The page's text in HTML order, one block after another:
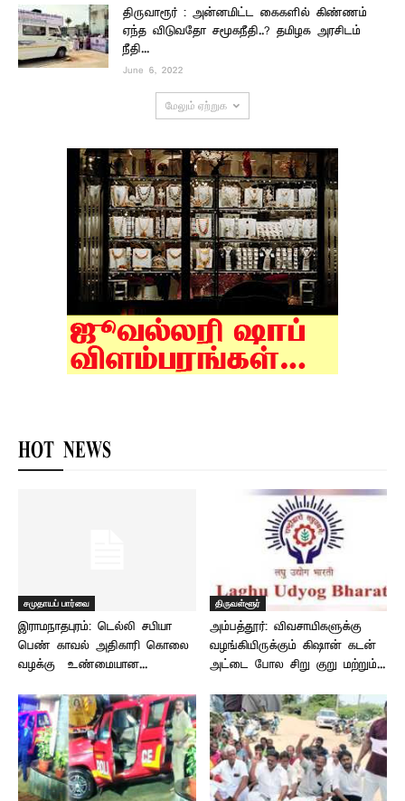
திருவாரூர் : அன்னமிட்ட கைகளில் கிண்ணம்
ஏந்த விடுவதோ சமூகநீதி..? தமிழக அரசிடம்
நீதி...
June 6, 2022
மேலும் ஏற்றுக
HOT NEWS
சமுதாயப் பார்வை
இராமநாதபுரம்: டெல்லி சபியா
பெண் காவல் அதிகாரி கொலை
வழக்கு – உண்மையான...
திருவள்ளூர்
அம்பத்தூர்: விவசாயிகளுக்கு
வழங்கியிருக்கும் கிஷான் கடன்
அட்டை போல சிறு குறு மற்றும்...